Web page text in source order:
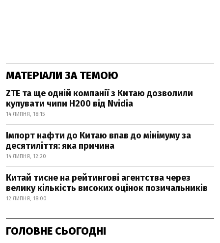
МАТЕРІАЛИ ЗА ТЕМОЮ
ZTE та ще одній компанії з Китаю дозволили
купувати чипи H200 від Nvidia
14 ЛИПНЯ, 18:15
Імпорт нафти до Китаю впав до мінімуму за
десятиліття: яка причина
14 ЛИПНЯ, 12:20
Китай тисне на рейтингові агентства через
велику кількість високих оцінок позичальників
12 ЛИПНЯ, 18:00
ГОЛОВНЕ СЬОГОДНІ